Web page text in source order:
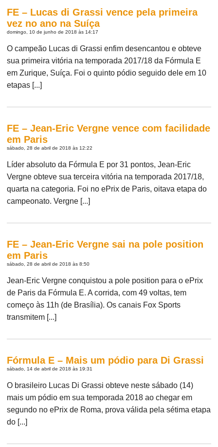
FE – Lucas di Grassi vence pela primeira
vez no ano na Suíça
domingo, 10 de junho de 2018 às 14:17
O campeão Lucas di Grassi enfim desencantou e obteve
sua primeira vitória na temporada 2017/18 da Fórmula E
em Zurique, Suíça. Foi o quinto pódio seguido dele em 10
etapas [...]
FE – Jean-Eric Vergne vence com facilidade
em Paris
sábado, 28 de abril de 2018 às 12:22
Líder absoluto da Fórmula E por 31 pontos, Jean-Eric
Vergne obteve sua terceira vitória na temporada 2017/18,
quarta na categoria. Foi no ePrix de Paris, oitava etapa do
campeonato. Vergne [...]
FE – Jean-Eric Vergne sai na pole position
em Paris
sábado, 28 de abril de 2018 às 8:50
Jean-Eric Vergne conquistou a pole position para o ePrix
de Paris da Fórmula E. A corrida, com 49 voltas, tem
começo às 11h (de Brasília). Os canais Fox Sports
transmitem [...]
Fórmula E – Mais um pódio para Di Grassi
sábado, 14 de abril de 2018 às 19:31
O brasileiro Lucas Di Grassi obteve neste sábado (14)
mais um pódio em sua temporada 2018 ao chegar em
segundo no ePrix de Roma, prova válida pela sétima etapa
do [...]